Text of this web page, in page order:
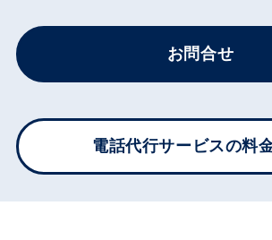
お問合せ
電話代行サービスの料